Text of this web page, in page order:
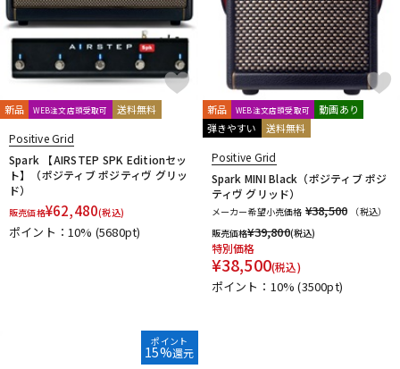
新品 WEB注文店頭受取可 送料無料
Positive Grid
Spark 【AIRSTEP SPK Editionセッ
ト】（ポジティブ ポジティヴ グリッ
ド）
販売価格¥62,480(税込)
ポイント：10% (5680pt)
新品 WEB注文店頭受取可
動画あり
弾きやすい
送料無料
Positive Grid
Spark MINI Black（ポジティブ ポジ
ティヴ グリッド）
メーカー希望小売価格 ¥38,500
（税込）
販売価格¥39,800(税込)
特別価格
¥38,500(税込)
ポイント：10%(3500pt)
ポイント
15%還元